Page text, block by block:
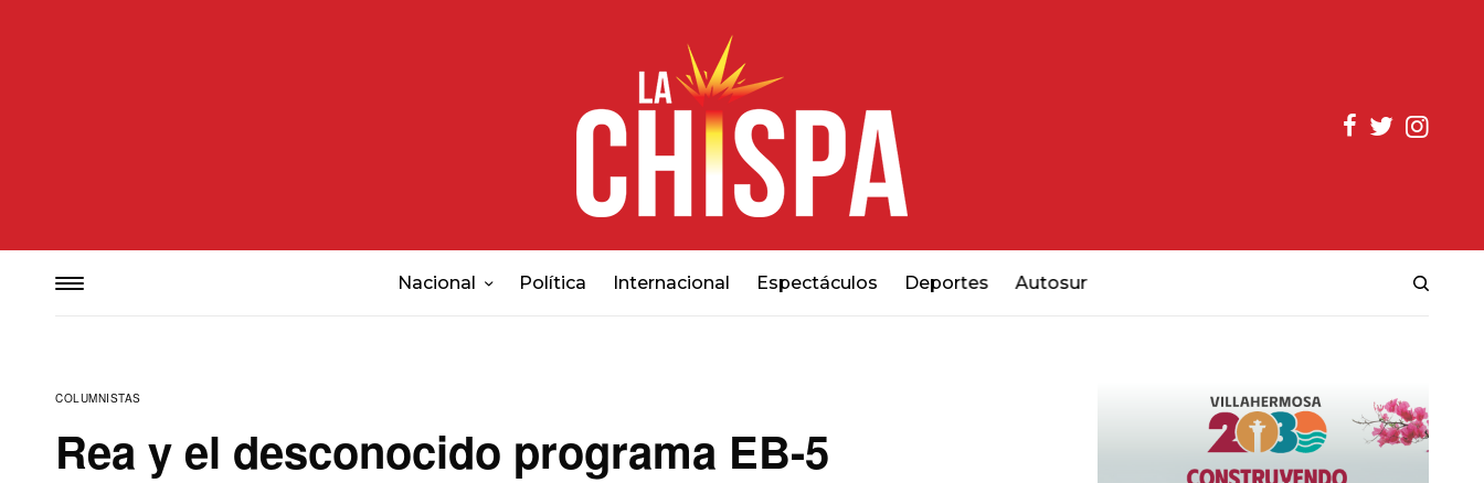
Nacional Política Internacional Espectáculos Deportes Autosur
COLUMNISTAS
Rea y el desconocido programa EB-5